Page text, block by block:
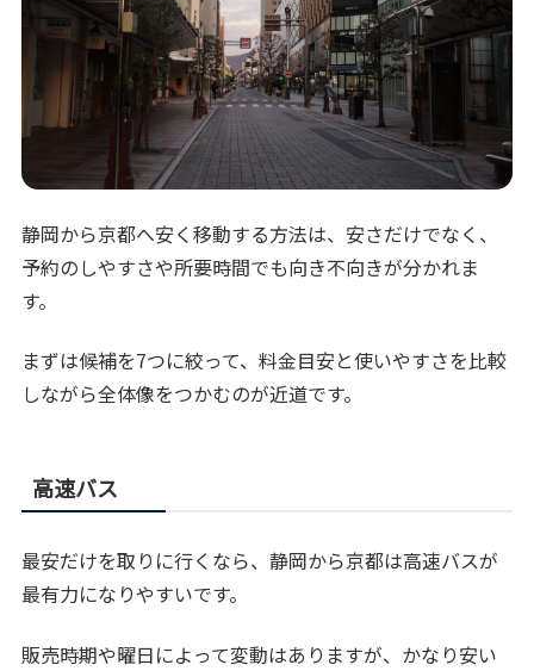
静岡から京都へ安く移動する方法は、安さだけでなく、
予約のしやすさや所要時間でも向き不向きが分かれま
す。
まずは候補を7つに絞って、料金目安と使いやすさを比較
しながら全体像をつかむのが近道です。
高速バス
最安だけを取りに行くなら、静岡から京都は高速バスが
最有力になりやすいです。
販売時期や曜日によって変動はありますが、かなり安い